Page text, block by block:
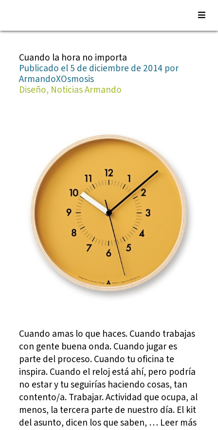
Saltar
contenidoCuando la hora no importa
Publicado el 5 de diciembre de 2014 por
ArmandoXOsmosis
Diseño, Noticias Armando
Cuando amas lo que haces. Cuando trabajas
con gente buena onda. Cuando jugar es
parte del proceso. Cuando tu oficina te
inspira. Cuando el reloj está ahí, pero podría
no estar y tu seguirías haciendo cosas, tan
contento/a. Trabajar. Actividad que ocupa, al
menos, la tercera parte de nuestro día. El kit
del asunto, dicen los que saben, … Leer más